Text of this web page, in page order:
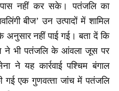
पास नहीं कर सके। पतंजलि का
बीज’ उन उत्‍पादों में शामिल
अनुसार नहीं पाई गई। बता दें कि
ने भी पतंजलि के आंवला जूस पर
ने यह कार्रवाई पश्चिम बंगाल
की गई एक गुणवत्‍ता जांच में पतंजलि